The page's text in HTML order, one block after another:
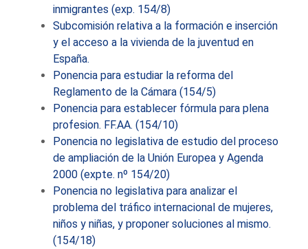
inmigrantes (exp. 154/8)
Subcomisión relativa a la formación e inserción
y el acceso a la vivienda de la juventud en
España.
Ponencia para estudiar la reforma del
Reglamento de la Cámara (154/5)
Ponencia para establecer fórmula para plena
profesion. FF.AA. (154/10)
Ponencia no legislativa de estudio del proceso
de ampliación de la Unión Europea y Agenda
2000 (expte. nº 154/20)
Ponencia no legislativa para analizar el
problema del tráfico internacional de mujeres,
niños y niñas, y proponer soluciones al mismo.
(154/18)